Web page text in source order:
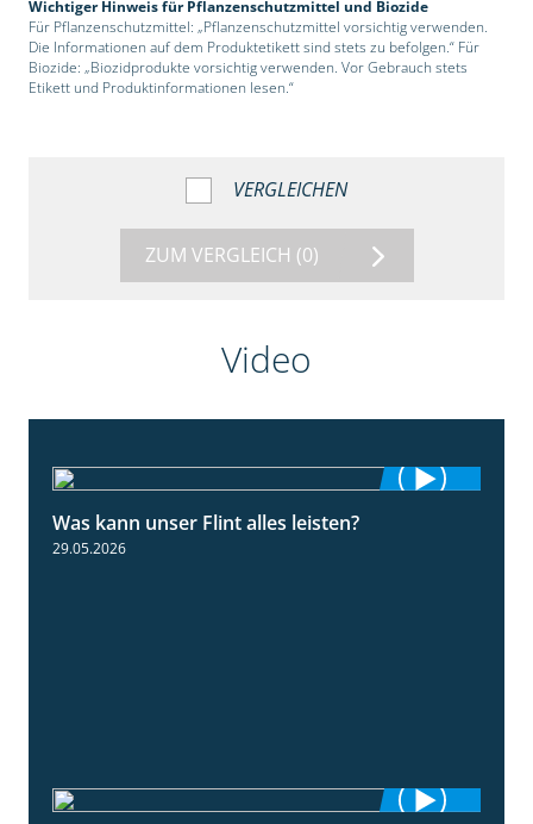
Wichtiger Hinweis für Pflanzenschutzmittel und Biozide
Für Pflanzenschutzmittel: „Pflanzenschutzmittel vorsichtig verwenden.
Die Informationen auf dem Produktetikett sind stets zu befolgen.“ Für
Biozide: „Biozidprodukte vorsichtig verwenden. Vor Gebrauch stets
Etikett und Produktinformationen lesen.“
VERGLEICHEN
ZUM VERGLEICH (0)
Video
Was kann unser Flint alles leisten?
29.05.2026